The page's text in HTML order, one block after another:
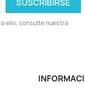
ello, consulte nuestra